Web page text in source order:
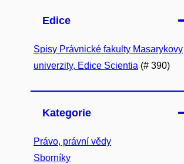
Edice
Spisy Právnické fakulty Masarykovy
univerzity, Edice Scientia (# 390)
Kategorie
Právo, právní vědy
Sborníky